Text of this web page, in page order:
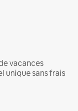
vacances
unique sans frais